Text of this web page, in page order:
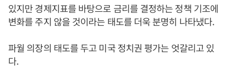
있지만 경제지표를 바탕으로 금리를 결정하는 정책 기조에
변화를 주지 않을 것이라는 태도를 더욱 분명히 나타냈다.
파월 의장의 태도를 두고 미국 정치권 평가는 엇갈리고 있
다.